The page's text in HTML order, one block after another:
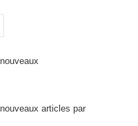
articles par